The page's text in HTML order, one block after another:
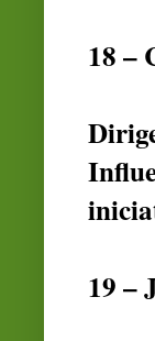
18 –
19 –